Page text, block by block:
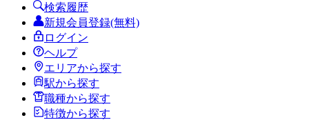
検索履歴
新規会員登録(無料)
ログイン
ヘルプ
エリアから探す
駅から探す
職種から探す
特徴から探す